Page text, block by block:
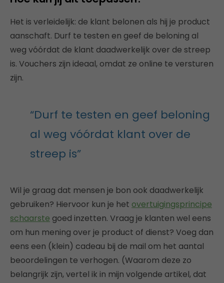
Het is verleidelijk: de klant belonen als hij je product
aanschaft. Durf te testen en geef de beloning al
weg vóórdat de klant daadwerkelijk over de streep
is. Vouchers zijn ideaal, omdat ze online te versturen
zijn.
“Durf te testen en geef beloning
al weg vóórdat klant over de
streep is”
Wil je graag dat mensen je bon ook daadwerkelijk
gebruiken? Hiervoor kun je het overtuigingsprincipe
schaarste goed inzetten. Vraag je klanten wel eens
om hun mening over je product of dienst? Voeg dan
eens een (klein) cadeau bij de mail om het aantal
beoordelingen te verhogen. (Waarom deze zo
belangrijk zijn, vertel ik in mijn volgende artikel, dat